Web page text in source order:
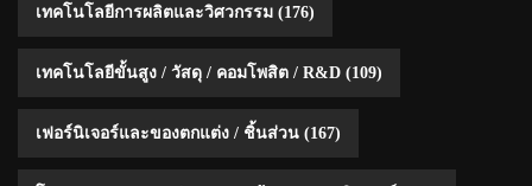
เทคโนโลยีการผลิตและวิศวกรรม (176)
เทคโนโลยีขั้นสูง / วัสดุ / คอมโพสิต / R&D (109)
เฟอร์นิเจอร์และของตกแต่ง / ชิ้นส่วน (167)